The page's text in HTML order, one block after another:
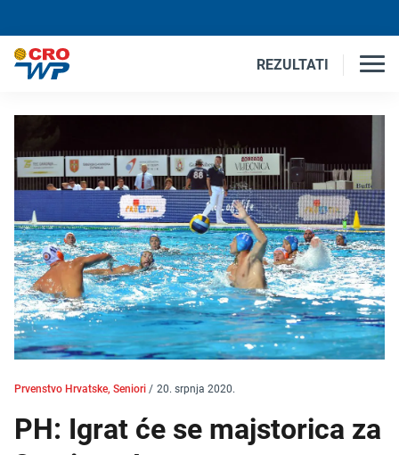
REZULTATI
Prvenstvo Hrvatske, Seniori / 20. srpnja 2020.
PH: Igrat će se majstorica za